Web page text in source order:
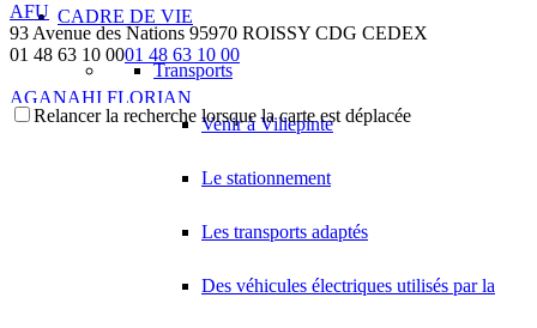
CADRE DE VIE
Transports
Venir à Villepinte
Le stationnement
Les transports adaptés
Des véhicules électriques utilisés par la
AFU
93 Avenue des Nations 95970 ROISSY CDG CEDEX
01 48 63 10 0001 48 63 10 00
AGANAHI FLORIAN
37 Avenue Montcalm 93420 VILLEPINTE
30 Avenue des Marronniers 93420 VILLEPINTE
AGENCE IMMOBILIERE AUBRY
129 Boulevard Robert Ballanger 93420 VILLEPINTE
Relancer la recherche lorsque la carte est déplacée